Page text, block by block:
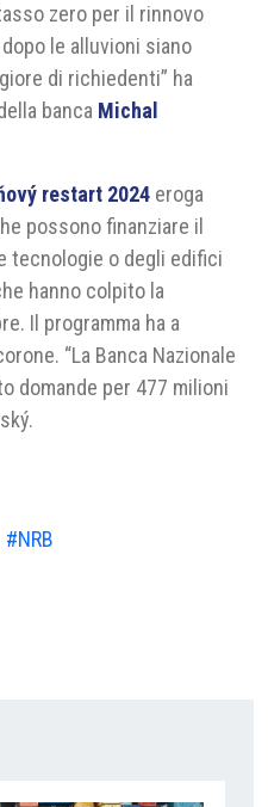
zero per il rinnovo
le alluvioni siano
di richiedenti” ha
banca Michal
restart 2024 eroga
possono finanziare il
tecnologie o degli edifici
hanno colpito la
Il programma ha a
“La Banca Nazionale
domande per 477 milioni
#NRB